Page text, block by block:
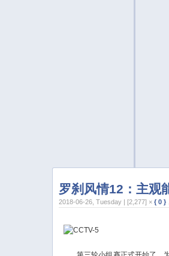
罗刹风情12：主观
2018-06-26, Tuesday | [2,277] ×{ 0 }